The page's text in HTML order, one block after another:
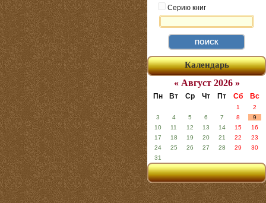
Серию книг
Календарь
« Август 2026 »
Пн Вт Ср Чт Пт Сб Вс
1
2
3
4 5 6 7 8
9
10
11 12 13 14 15
16
17
18 19 20 21 22
23
24
25 26 27 28 29
30
31